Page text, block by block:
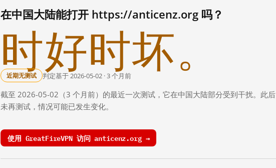
在中国大陆能打开 https://anticenz.org 吗？
时好时坏。
近期无测试 判定基于 2026-05-02 · 3 个月前
截至 2026-05-02（3 个月前）的最近一次测试，它在中国大陆部分受到干扰。此后
未再测试，情况可能已发生变化。
使用 GreatFireVPN 访问 anticenz.org →